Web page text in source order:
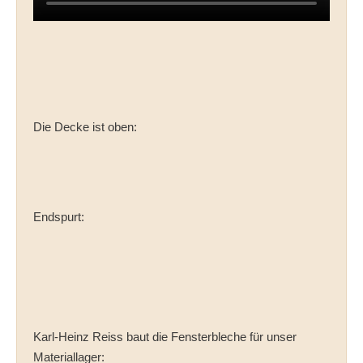
Die Decke ist oben:
Endspurt:
Karl-Heinz Reiss baut die Fensterbleche für unser
Materiallager: